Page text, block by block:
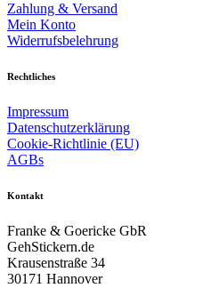
Zahlung & Versand
Mein Konto
Widerrufsbelehrung
Rechtliches
Impressum
Datenschutzerklärung
Cookie-Richtlinie (EU)
AGBs
Kontakt
Franke & Goericke GbR
GehStickern.de
Krausenstraße 34
30171 Hannover